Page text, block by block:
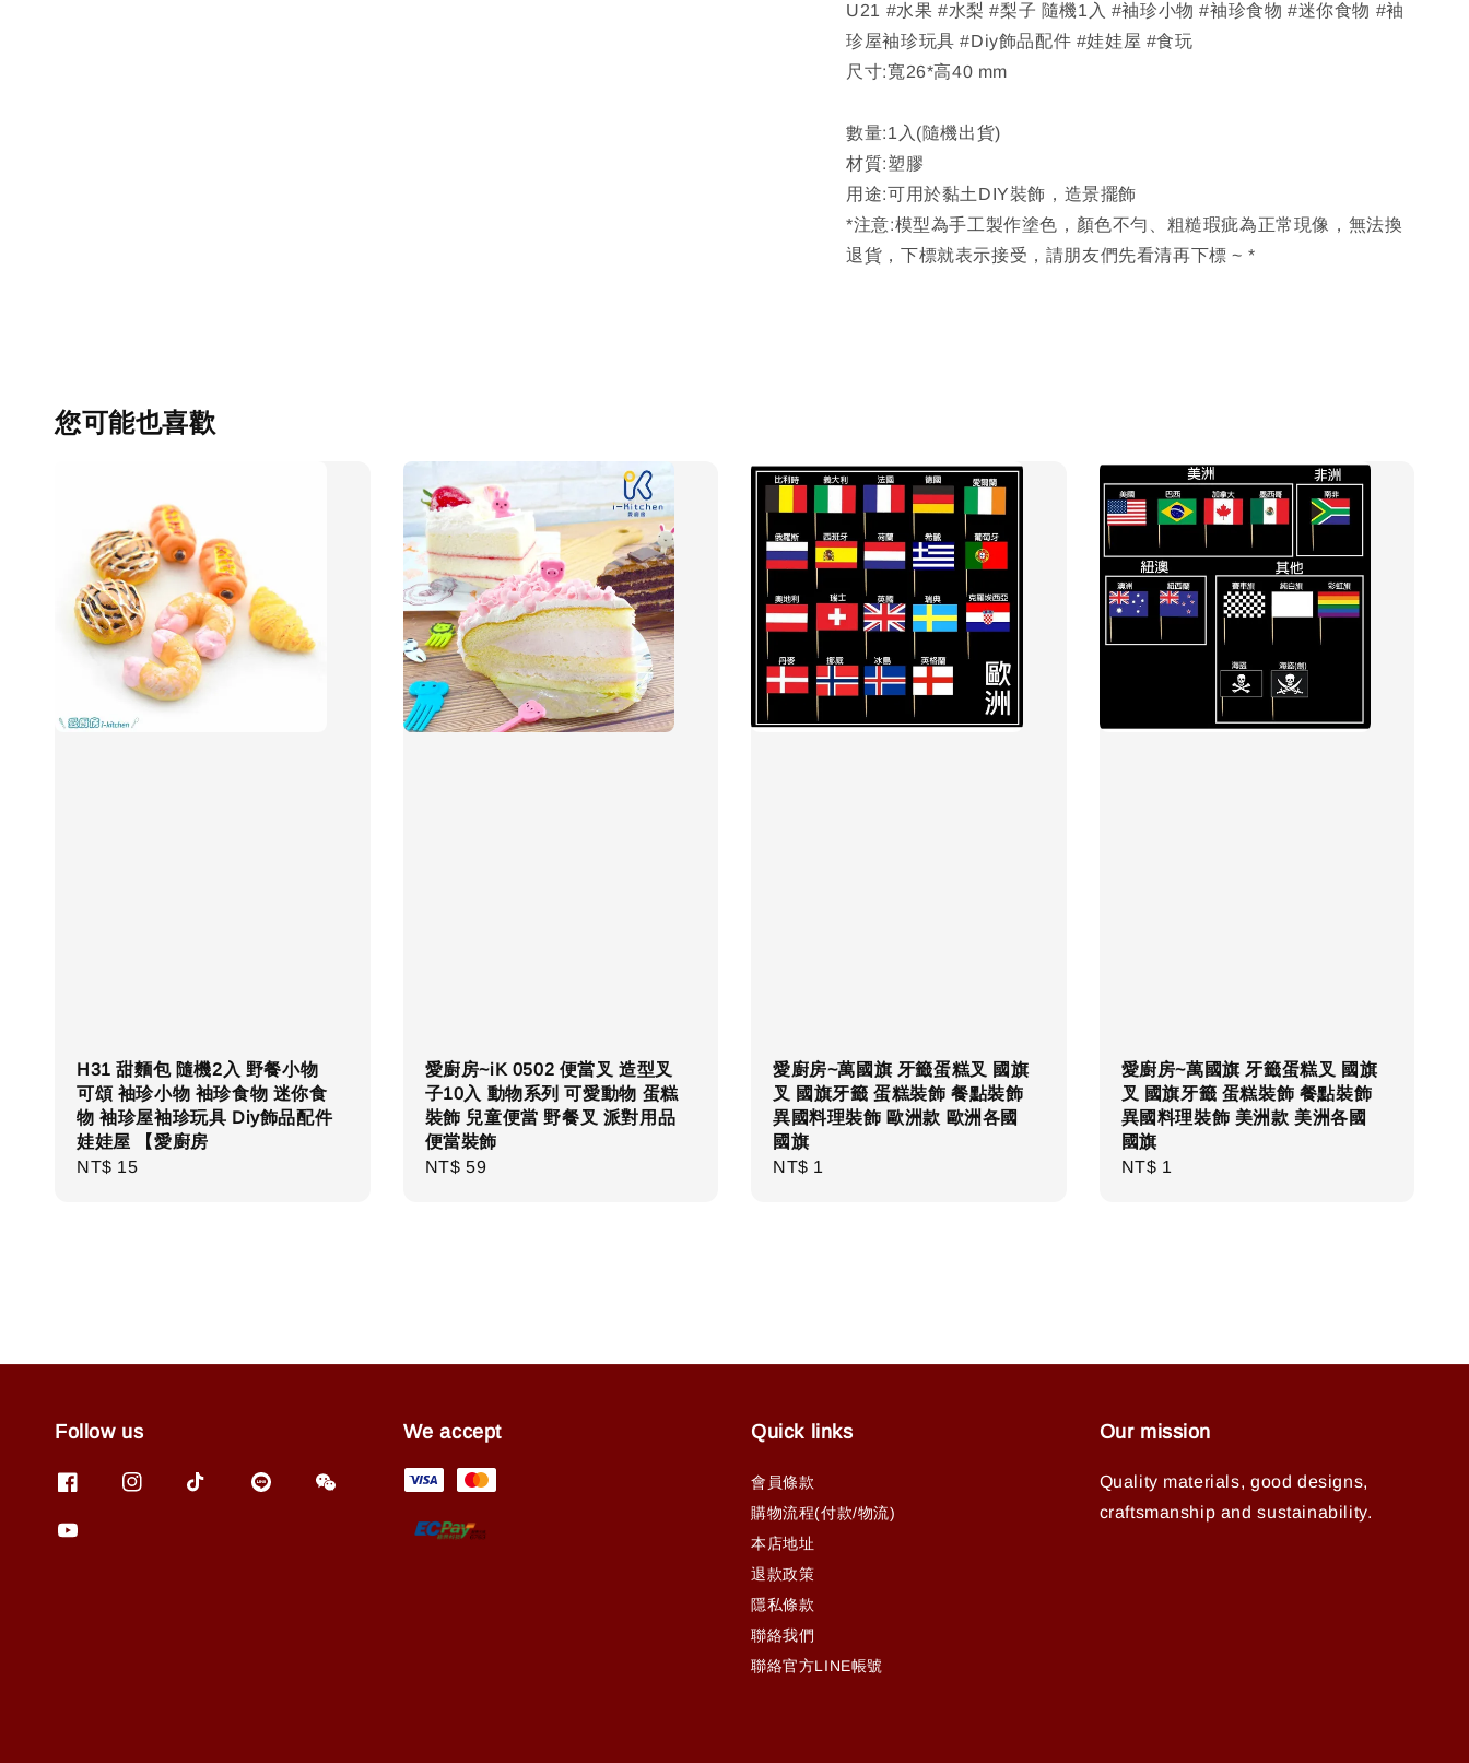
U21 #水果 #水梨 #梨子 隨機1入 #袖珍小物 #袖珍食物 #迷你食物 #袖
珍屋袖珍玩具 #Diy飾品配件 #娃娃屋 #食玩
尺寸:寬26*高40 mm
數量:1入(隨機出貨)
材質:塑膠
用途:可用於黏土DIY裝飾，造景擺飾
*注意:模型為手工製作塗色，顏色不勻、粗糙瑕疵為正常現像，無法換
退貨，下標就表示接受，請朋友們先看清再下標 ~ *
您可能也喜歡
H31 甜麵包 隨機2入 野餐小物
可頌 袖珍小物 袖珍食物 迷你食
物 袖珍屋袖珍玩具 Diy飾品配件
娃娃屋 【愛廚房
Regular
NT$ 15
愛廚房~iK 0502 便當叉 造型叉
子10入 動物系列 可愛動物 蛋糕
裝飾 兒童便當 野餐叉 派對用品
便當裝飾
Regular
NT$ 59
愛廚房~萬國旗 牙籤蛋糕叉 國旗
叉 國旗牙籤 蛋糕裝飾 餐點裝飾
異國料理裝飾 歐洲款 歐洲各國
國旗
Regular
NT$ 1
愛廚房~萬國旗 牙籤蛋糕叉 國旗
叉 國旗牙籤 蛋糕裝飾 餐點裝飾
異國料理裝飾 美洲款 美洲各國
國旗
Regular
NT$ 1
Follow us We accept Quick links
會員條款
購物流程(付款/物流)
本店地址
退款政策
隱私條款
聯絡我們
聯絡官方LINE帳號
Our mission
Quality materials, good designs,
craftsmanship and sustainability.